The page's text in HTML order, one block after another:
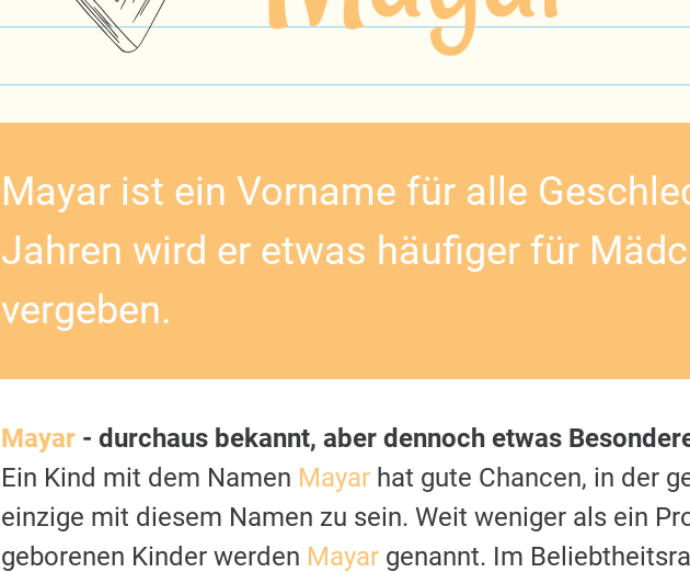
Mayar ist ein Vorname für alle
Jahren wird er etwas häufiger für
vergeben.
Mayar - durchaus bekannt, aber dennoch etwas
Ein Kind mit dem Namen Mayar hat gute Chancen, in der
einzige mit diesem Namen zu sein. Weit weniger als ein
geborenen Kinder werden Mayar genannt. Im